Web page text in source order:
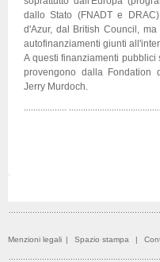
dallo Stato (FNADT e
d'Azur, dal British Council,
autofinanziamenti giunti
A questi finanziamenti
provengono dalla Fondation
Jerry Murdoch.
Menzioni legali | Spazio stampa |